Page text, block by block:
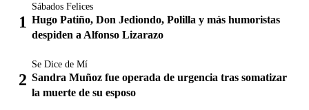
Sábados Felices
Hugo Patiño, Don Jediondo, Polilla y más humoristas
despiden a Alfonso Lizarazo
Se Dice de Mí
Sandra Muñoz fue operada de urgencia tras somatizar
la muerte de su esposo